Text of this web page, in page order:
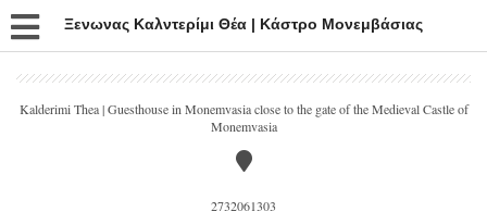
Ξενωνας Καλντερίμι Θέα | Κάστρο Μονεμβάσιας
Kalderimi Thea | Guesthouse in Monemvasia close to the gate of the Medieval Castle of
Monemvasia
2732061303